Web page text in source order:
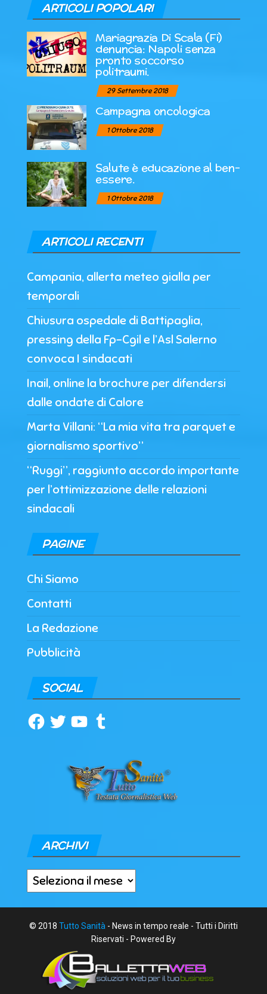
ARTICOLI POPOLARI
Mariagrazia Di Scala (Fi)
denuncia: Napoli senza
pronto soccorso
politraumi.
29 Settembre 2018
Campagna oncologica
1 Ottobre 2018
Salute è educazione al ben-
essere.
1 Ottobre 2018
ARTICOLI RECENTI
Campania, allerta meteo gialla per
temporali
Chiusura ospedale di Battipaglia,
pressing della Fp-Cgil e l’Asl Salerno
convoca I sindacati
Inail, online la brochure per difendersi
dalle ondate di Calore
Marta Villani: “La mia vita tra parquet e
giornalismo sportivo”
“Ruggi”, raggiunto accordo importante
per l’ottimizzazione delle relazioni
sindacali
PAGINE
Chi Siamo
Contatti
La Redazione
Pubblicità
SOCIAL
Facebook
TwitterYouTubeTumblr
ARCHIVI
Archivi
© 2018 Tutto Sanità - News in tempo reale - Tutti i Diritti
Riservati - Powered By